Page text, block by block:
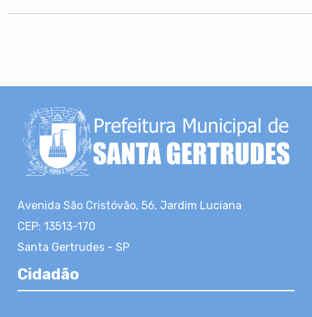
Avenida São Cristóvão, 56, Jardim Luciana
CEP: 13513-170
Santa Gertrudes - SP
Cidadão